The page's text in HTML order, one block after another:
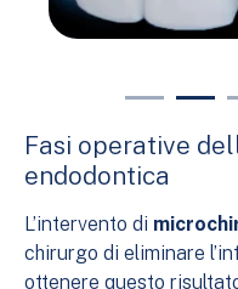
Fasi operative
endodontica
L’intervento di
chirurgo di eliminare
ottenere questo